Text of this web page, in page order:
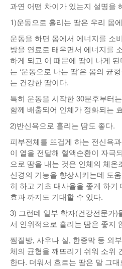
과연 어떤 차이가 있는지 설명을
1)운동으로 흘리는 땀은 우리 몸
운동을 하면 몸에서 에너지를 소
방을 연료로 태우면서 에너지를
하게 되고 이 때문에 땀이 나게
는 ‘운동으로 나는 땀’은 몸의 균
는 건강한 땀이다.
특히 운동을 시작한 30분후부터
함께 배출되어 인체가 정화되는
2)반신욕으로 흘리는 땀도 좋다.
피부전체를 뜨겁게 하는 전신욕
이 열을 전달해 혈액순환이 자극
으로 땀을 내는 것은 인체의 체
신경의 기능을 향상시키는데 도
히 하고 기초 대사율을 좋게 하기
효과 까지도 기대할 수 있다.
3) 그런데 일부 학자(건강전문가)
서 인위적으로 흘리는 땀은 좋지
찜질방, 사우나 실, 한증막 등 외
체의 균형을 깨뜨리기 쉬워 소위
한다. 더워서 흐르는 땀은 말 그